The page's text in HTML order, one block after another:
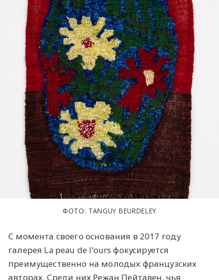
ФОТО: TANGUY BEURDELEY
С момента своего основания в 2017 году
галерея La peau de l'ours фокусируется
преимущественно на молодых французских
авторах. Среди них Режан Пейтавен, чья